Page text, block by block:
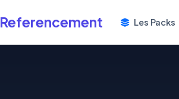
Referencement Les Packs